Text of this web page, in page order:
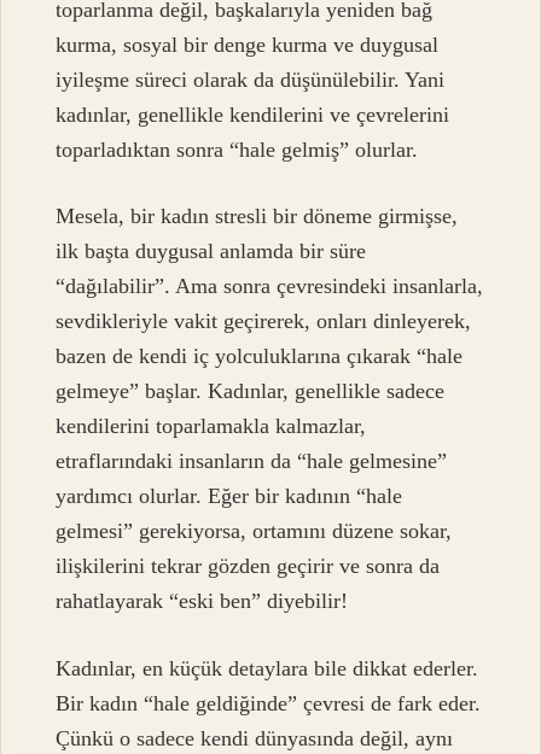
toparlanma değil, başkalarıyla yeniden bağ
kurma, sosyal bir denge kurma ve duygusal
iyileşme süreci olarak da düşünülebilir. Yani
kadınlar, genellikle kendilerini ve çevrelerini
toparladıktan sonra “hale gelmiş” olurlar.
Mesela, bir kadın stresli bir döneme girmişse,
ilk başta duygusal anlamda bir süre
“dağılabilir”. Ama sonra çevresindeki insanlarla,
sevdikleriyle vakit geçirerek, onları dinleyerek,
bazen de kendi iç yolculuklarına çıkarak “hale
gelmeye” başlar. Kadınlar, genellikle sadece
kendilerini toparlamakla kalmazlar,
etraflarındaki insanların da “hale gelmesine”
yardımcı olurlar. Eğer bir kadının “hale
gelmesi” gerekiyorsa, ortamını düzene sokar,
ilişkilerini tekrar gözden geçirir ve sonra da
rahatlayarak “eski ben” diyebilir!
Kadınlar, en küçük detaylara bile dikkat ederler.
Bir kadın “hale geldiğinde” çevresi de fark eder.
Çünkü o sadece kendi dünyasında değil, aynı